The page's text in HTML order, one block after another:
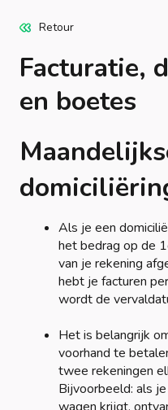
Retour
Facturatie,
en boetes
Als je een
het bedrag op de
van je rekening
hebt je facturen
wordt de
Het is belangrijk
voorhand te
twee rekeningen
Bijvoorbeeld: als